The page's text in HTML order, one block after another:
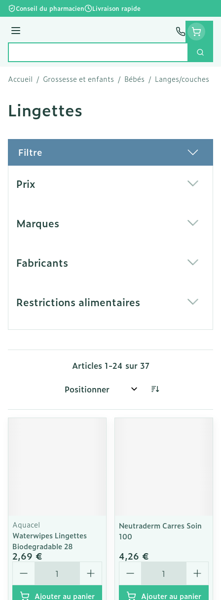
Aller au contenu
Conseil du pharmacien Livraison rapide
Menu
Accueil / Grossesse et enfants / Bébés / Langes/couches
Lingettes
Filtre
Prix
Marques
Fabricants
Restrictions alimentaires
Articles 1-24 sur 37
Trier par:
Aquacel
Waterwipes Lingettes
Biodegradable 28
2,69 €
Quantité
Ajouter au panier
Neutraderm Carres Soin
100
4,26 €
Quantité
Ajouter au panier